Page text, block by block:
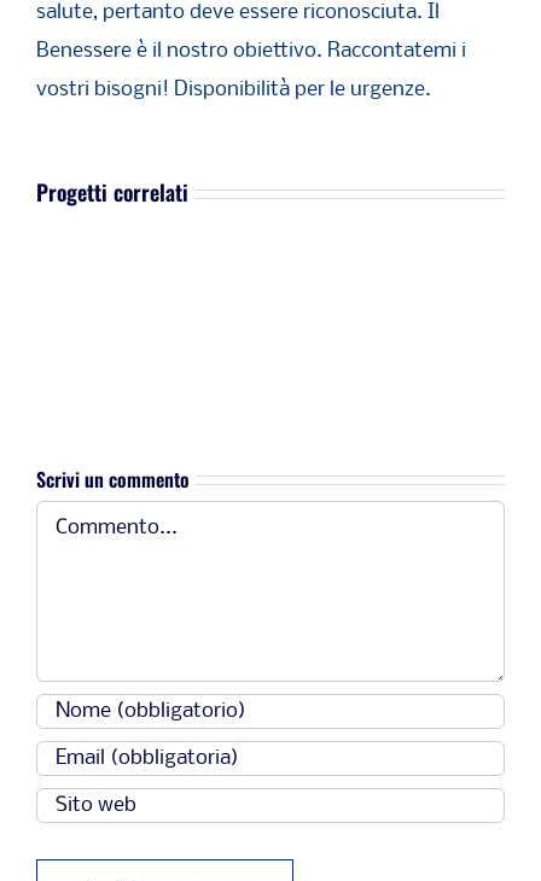
salute, pertanto deve essere riconosciuta. Il
Benessere è il nostro obiettivo. Raccontatemi i
vostri bisogni! Disponibilità per le urgenze.
Progetti correlati
Scrivi un commento
Commento